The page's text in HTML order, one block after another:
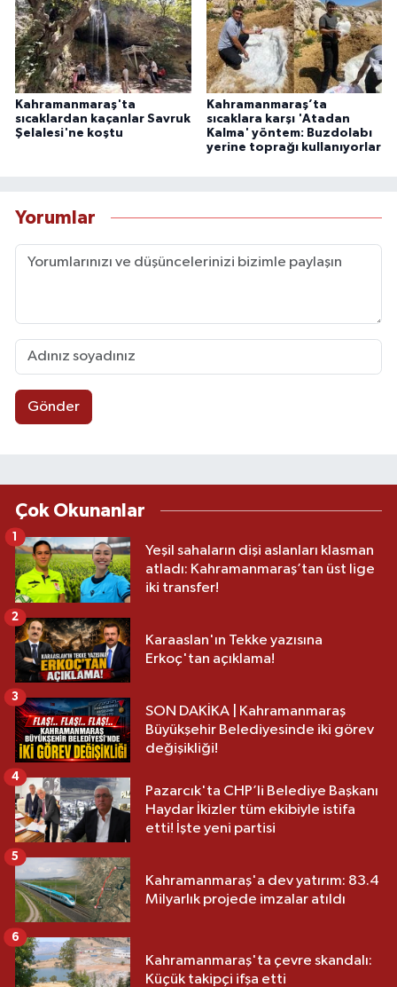
Kahramanmaraş'ta
sıcaklardan kaçanlar Savruk
Şelalesi'ne koştu
Kahramanmaraş’ta
sıcaklara karşı 'Atadan
Kalma' yöntem: Buzdolabı
yerine toprağı kullanıyorlar
Yorumlar
Gönder
Çok Okunanlar
Yeşil sahaların dişi aslanları klasman
atladı: Kahramanmaraş’tan üst lige
iki transfer!
1
Karaaslan'ın Tekke yazısına
Erkoç'tan açıklama!
2
SON DAKİKA | Kahramanmaraş
Büyükşehir Belediyesinde iki görev
değişikliği!
3
Pazarcık'ta CHP’li Belediye Başkanı
Haydar İkizler tüm ekibiyle istifa
etti! İşte yeni partisi
4
Kahramanmaraş'a dev yatırım: 83.4
Milyarlık projede imzalar atıldı
5
Kahramanmaraş'ta çevre skandalı:
Küçük takipçi ifşa etti
6